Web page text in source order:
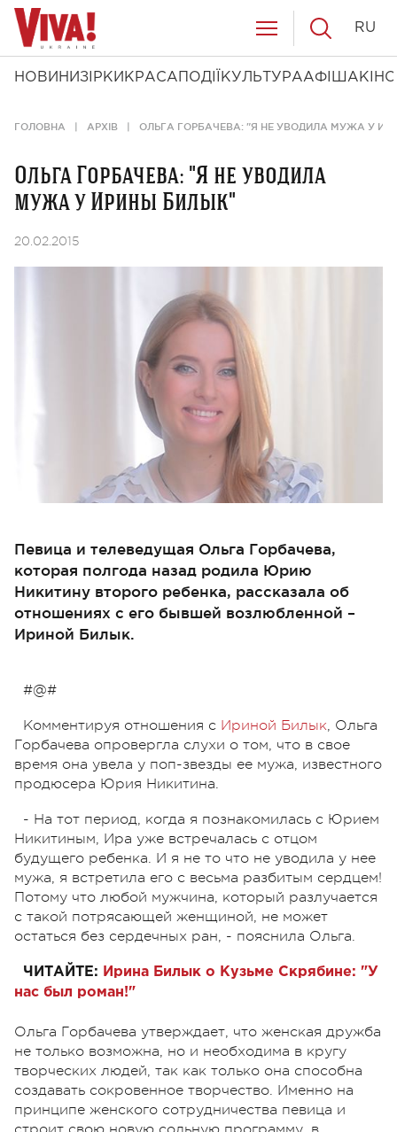
НОВИНИ ЗІРКИ КРАСА ПОДІЇ КУЛЬТУРААФІША КІНО
RU
ГОЛОВНА АРХІВ ОЛЬГА ГОРБАЧЕВА: "Я НЕ УВОДИЛА МУЖА У
Ольга Горбачева: "Я не уводила
мужа у Ирины Билык"
20.02.2015
Певица и телеведущая Ольга Горбачева,
которая полгода назад родила Юрию
Никитину второго ребенка, рассказала об
отношениях с его бывшей возлюбленной –
Ириной Билык.
#@#
Комментируя отношения с Ириной Билык, Ольга
Горбачева опровергла слухи о том, что в свое
время она увела у поп-звезды ее мужа, известного
продюсера Юрия Никитина.
- На тот период, когда я познакомилась с Юрием
Никитиным, Ира уже встречалась с отцом
будущего ребенка. И я не то что не уводила у нее
мужа, я встретила его с весьма разбитым сердцем!
Потому что любой мужчина, который разлучается
с такой потрясающей женщиной, не может
остаться без сердечных ран, - пояснила Ольга.
ЧИТАЙТЕ: Ирина Билык о Кузьме Скрябине: "У
нас был роман!"
Ольга Горбачева утверждает, что женская дружба
не только возможна, но и необходима в кругу
творческих людей, так как только она способна
создавать сокровенное творчество. Именно на
принципе женского сотрудничества певица и